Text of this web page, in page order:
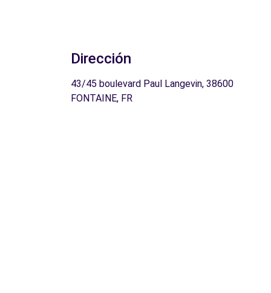
Dirección
43/45 boulevard Paul Langevin, 38600
FONTAINE, FR